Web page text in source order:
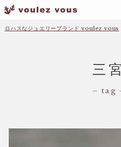
ロハスなジュエリーブランド voulez vous
三
– tag